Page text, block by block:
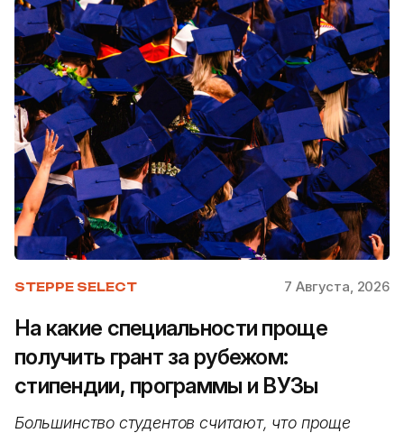
STEPPE SELECT 7 Августа, 2026
На какие специальности проще
получить грант за рубежом:
стипендии, программы и ВУЗы
Большинство студентов считают, что проще